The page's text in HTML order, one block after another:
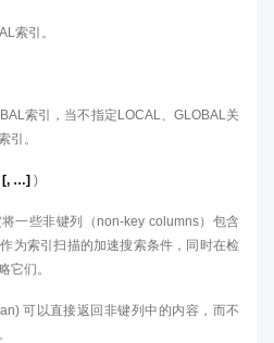
索引。
索引，当不指定LOCAL、GLOBAL关
引。
[, …] )
一些非键列（non-key columns）包含
为索引扫描的加速搜索条件，同时在检
它们。
可以直接返回非键列中的内容，而不